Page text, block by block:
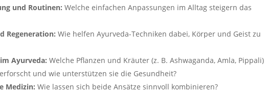
und Routinen: Welche einfachen Anpassungen im Alltag steigern das
Regeneration: Wie helfen Ayurveda-Techniken dabei, Körper und Geist zu
Ayurveda: Welche Pflanzen und Kräuter (z. B. Ashwaganda, Amla, Pippali)
und wie unterstützen sie die Gesundheit?
Medizin: Wie lassen sich beide Ansätze sinnvoll kombinieren?